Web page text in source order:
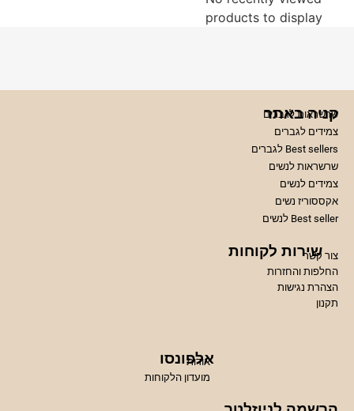
products to display
אלפונסו
אודות
מועדון הלקוחות
שירות לקוחותצור קשר
החלפות והחזרות
הצהרת נגישות
תקנון
קניה באתר
שרשראות לגברים
צמידים לגברים
Best sellers לגברים
שרשראות לנשים
צמידים לנשים
אקססוריז נשים
Best seller לנשים